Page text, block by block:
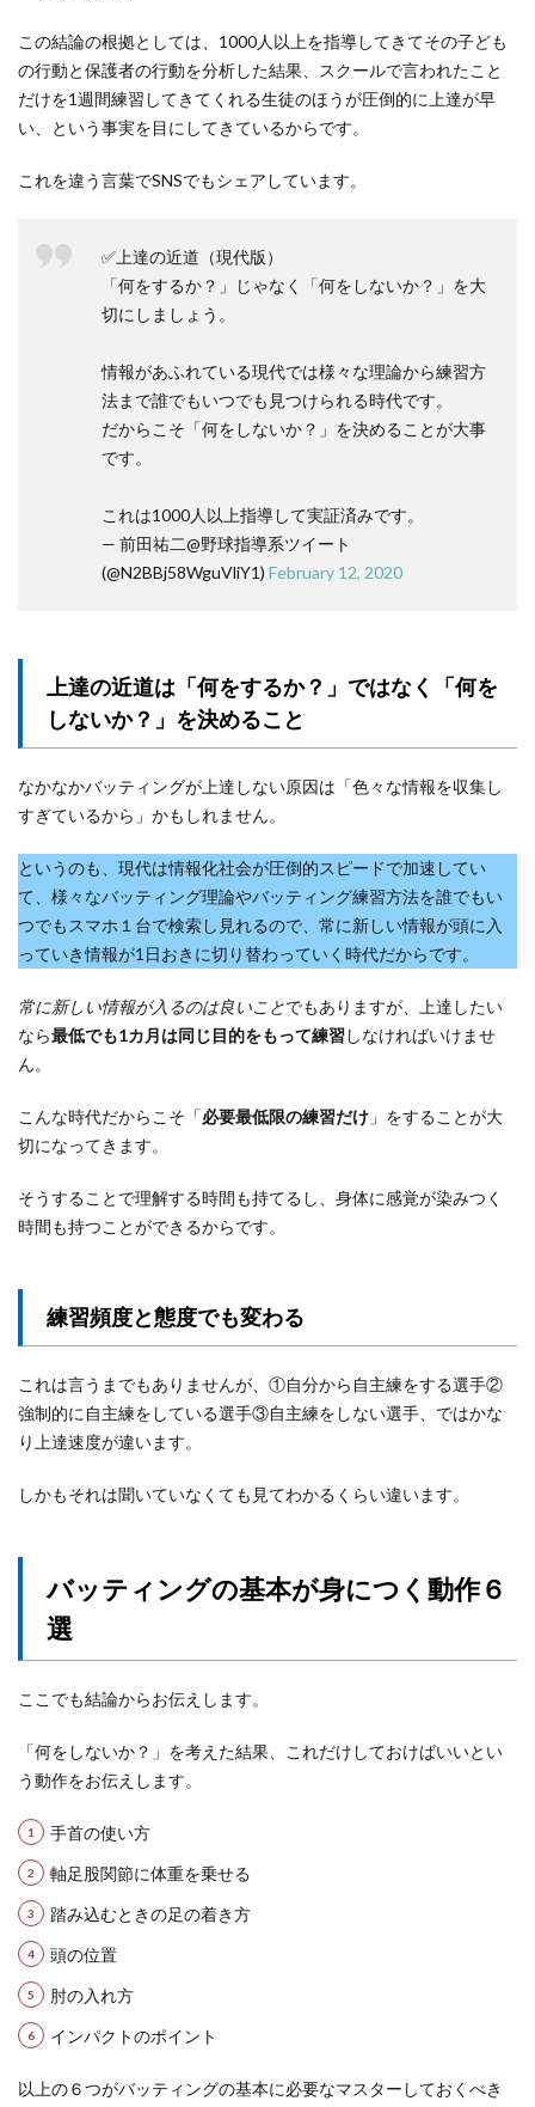
この結論の根拠としては、1000人以上を指導してきてその子ども
の行動と保護者の行動を分析した結果、スクールで言われたこと
だけを1週間練習してきてくれる生徒のほうが圧倒的に上達が早
い、という事実を目にしてきているからです。
これを違う言葉でSNSでもシェアしています。
✅上達の近道（現代版）
「何をするか？」じゃなく「何をしないか？」を大
切にしましょう。
情報があふれている現代では様々な理論から練習方
法まで誰でもいつでも見つけられる時代です。
だからこそ「何をしないか？」を決めることが大事
です。
これは1000人以上指導して実証済みです。
— 前田祐二@野球指導系ツイート
(@N2BBj58WguVliY1) February 12, 2020
上達の近道は「何をするか？」ではなく「何を
しないか？」を決めること
なかなかバッティングが上達しない原因は「色々な情報を収集し
すぎているから」かもしれません。
というのも、現代は情報化社会が圧倒的スピードで加速してい
て、様々なバッティング理論やバッティング練習方法を誰でもい
つでもスマホ１台で検索し見れるので、常に新しい情報が頭に入
っていき情報が1日おきに切り替わっていく時代だからです。
常に新しい情報が入るのは良いことでもありますが、上達したい
なら最低でも1カ月は同じ目的をもって練習しなければいけませ
ん。
こんな時代だからこそ「必要最低限の練習だけ 」をすることが大
切になってきます。
そうすることで理解する時間も持てるし、身体に感覚が染みつく
時間も持つことができるからです。
練習頻度と態度でも変わる
これは言うまでもありませんが、①自分から自主練をする選手②
強制的に自主練をしている選手③自主練をしない選手、ではかな
り上達速度が違います。
しかもそれは聞いていなくても見てわかるくらい違います。
バッティングの基本が身につく動作６
選
ここでも結論からお伝えします。
「何をしないか？」を考えた結果、これだけしておけばいいとい
う動作をお伝えします。
手首の使い方
軸足股関節に体重を乗せる
踏み込むときの足の着き方
頭の位置
肘の入れ方
インパクトのポイント
以上の６つがバッティングの基本に必要なマスターしておくべき